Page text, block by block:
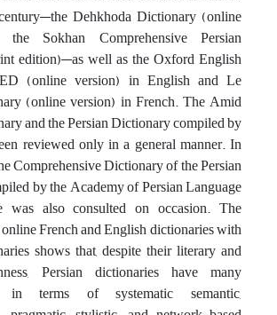
Dehkhoda Dictionary (online
Sokhan Comprehensive Persian
edition)—as well as the Oxford English
(online version) in English and Le
(online version) in French. The Amid
and the Persian Dictionary compiled by
reviewed only in a general manner. In
Comprehensive Dictionary of the Persian
by the Academy of Persian Language
was also consulted on occasion. The
French and English dictionaries with
shows that, despite their literary and
Persian dictionaries have many
in terms of systematic semantic,